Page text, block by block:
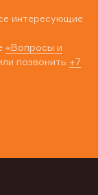
интересующие
«Вопросы и
позвонить +7